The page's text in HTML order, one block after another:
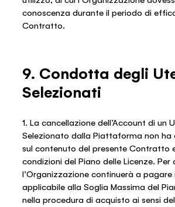
conoscenza durante il periodo di
Contratto.
9. Condotta degli
Selezionati
1. La cancellazione dell’Account di un
Selezionato dalla Piattaforma non ha
sul contenuto del presente Contratto
condizioni del Piano delle Licenze. Per
l’Organizzazione continuerà a pagare
applicabile alla Soglia Massima del
nella procedura di acquisto ai sensi